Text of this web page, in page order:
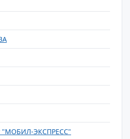
"МОБИЛ-ЭКСПРЕСС"